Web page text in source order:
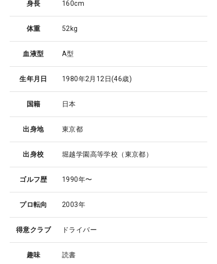
身長 160cm
体重 52kg
血液型 A型
生年月日 1980年2月12日(46歳)
国籍 日本
出身地 東京都
出身校 堀越学園高等学校（東京都）
ゴルフ歴 1990年〜
プロ転向 2003年
得意クラブ ドライバー
趣味 読書